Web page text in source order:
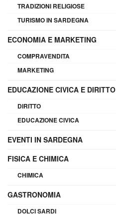
TRADIZIONI RELIGIOSE
TURISMO IN SARDEGNA
ECONOMIA E MARKETING
COMPRAVENDITA
MARKETING
EDUCAZIONE CIVICA E DIRITTO
DIRITTO
EDUCAZIONE CIVICA
EVENTI IN SARDEGNA
FISICA E CHIMICA
CHIMICA
GASTRONOMIA
DOLCI SARDI